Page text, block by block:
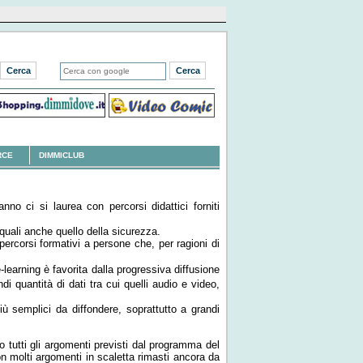
DIMMICLUB
ci si laurea con percorsi didattici forniti
anche quello della sicurezza.
formativi a persone che, per ragioni di
è favorita dalla progressiva diffusione
quantità di dati tra cui quelli audio e video,
semplici da diffondere, soprattutto a grandi
gli argomenti previsti dal programma del
molti argomenti in scaletta rimasti ancora da